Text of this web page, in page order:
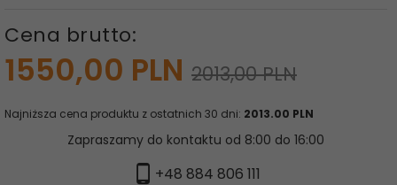
Cena brutto:
1550,00 PLN 2013,00 PLN
Najniższa cena produktu z ostatnich 30 dni: 2013.00 PLN
Zapraszamy do kontaktu od 8:00 do 16:00
+48 884 806 111